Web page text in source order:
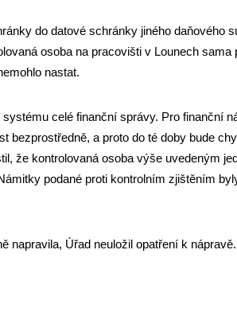
do datové schránky jiného daňového
osoba na pracovišti v Lounech
nastat.
celé finanční správy. Pro finanční
a proto do té doby bude
že kontrolovaná osoba výše uvedeným
podané proti kontrolním zjištěním
Úřad neuložil opatření k